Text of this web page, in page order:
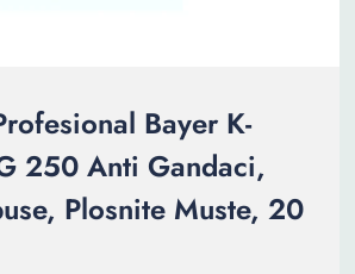
Bayer K-
250 Anti Gandaci,
Plosnite Muste, 20